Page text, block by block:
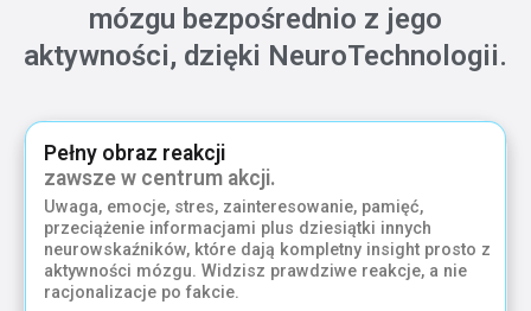
mózgu bezpośrednio z jego
aktywności, dzięki NeuroTechnologii.
Pełny obraz reakcji
zawsze w centrum akcji.
Uwaga, emocje, stres, zainteresowanie, pamięć,
przeciążenie informacjami plus dziesiątki innych
neurowskaźników, które dają kompletny insight prosto z
aktywności mózgu. Widzisz prawdziwe reakcje, a nie
racjonalizacje po fakcie.